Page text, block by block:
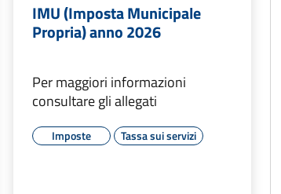
IMU (Imposta Municipale
Propria) anno 2026
Per maggiori informazioni
consultare gli allegati
Imposte Tassa sui servizi